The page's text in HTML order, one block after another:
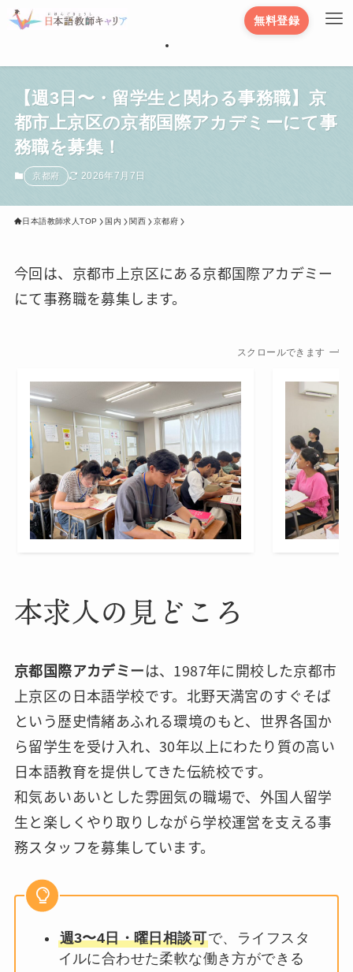
無料登録
【週3日〜・留学生と関わる事務職】京
都市上京区の京都国際アカデミーにて事
務職を募集！
京都府 2026年7月7日
日本語教師求人TOP 国内 関西 京都府
今回は、京都市上京区にある京都国際アカデミー
にて事務職を募集します。
スクロールできます
本求人の見どころ
京都国際アカデミーは、1987年に開校した京都市
上京区の日本語学校です。北野天満宮のすぐそば
という歴史情緒あふれる環境のもと、世界各国か
ら留学生を受け入れ、30年以上にわたり質の高い
日本語教育を提供してきた伝統校です。
和気あいあいとした雰囲気の職場で、外国人留学
生と楽しくやり取りしながら学校運営を支える事
務スタッフを募集しています。
週3〜4日・曜日相談可で、ライフスタ
イルに合わせた柔軟な働き方ができる